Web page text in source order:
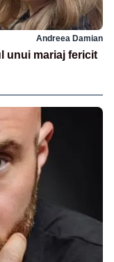
Andreea Damian
unui mariaj fericit